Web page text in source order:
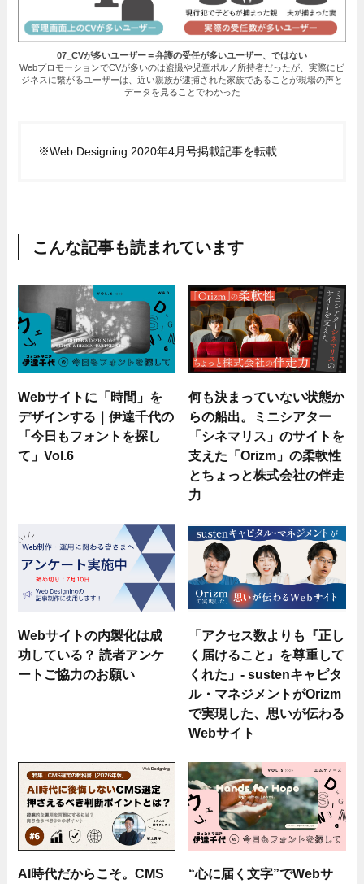
07_CVが多いユーザー＝弁護の受任が多いユーザー、ではない
WebプロモーションでCVが多いのは盗撮や児童ポルノ所持者だったが、実際にビ
ジネスに繋がるユーザーは、近い親族が逮捕された家族であることが現場の声と
データを見ることでわかった
※Web Designing 2020年4月号掲載記事を転載
こんな記事も読まれています
Webサイトに「時間」を
デザインする｜伊達千代の
「今日もフォントを探し
て」Vol.6
何も決まっていない状態か
らの船出。ミニシアター
「シネマリス」のサイトを
支えた「Orizm」の柔軟性
とちょっと株式会社の伴走
力
Webサイトの内製化は成
功している？ 読者アンケ
ートご協力のお願い
「アクセス数よりも『正し
く届けること』を尊重して
くれた」- sustenキャピタ
ル・マネジメントがOrizm
で実現した、思いが伝わる
Webサイト
AI時代だからこそ。CMS
“心に届く文字”でWebサ